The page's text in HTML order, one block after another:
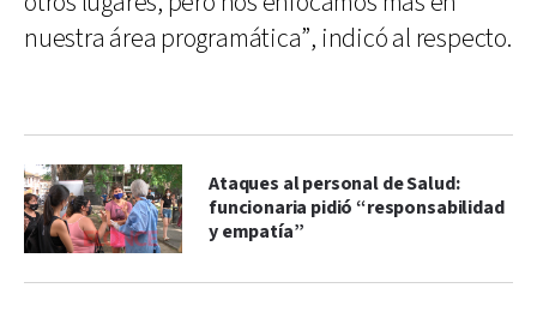
nuestra área programática”, indicó al respecto.
Ataques al personal de Salud:
funcionaria pidió “responsabilidad
y empatía”